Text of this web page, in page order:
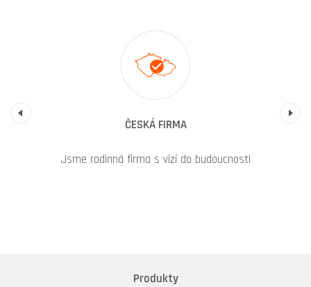
ČESKÁ FIRMA
Jsme rodinná firma s vizí do budoucnosti
Produkty